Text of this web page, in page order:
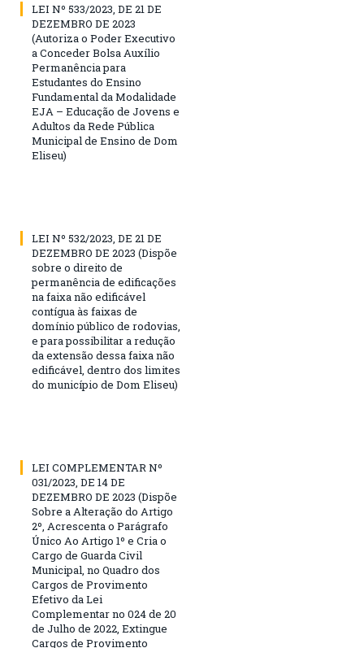
LEI Nº 533/2023, DE 21 DE
DEZEMBRO DE 2023
(Autoriza o Poder Executivo
a Conceder Bolsa Auxílio
Permanência para
Estudantes do Ensino
Fundamental da Modalidade
EJA – Educação de Jovens e
Adultos da Rede Pública
Municipal de Ensino de Dom
Eliseu)
LEI Nº 532/2023, DE 21 DE
DEZEMBRO DE 2023 (Dispõe
sobre o direito de
permanência de edificações
na faixa não edificável
contígua às faixas de
domínio público de rodovias,
e para possibilitar a redução
da extensão dessa faixa não
edificável, dentro dos limites
do município de Dom Eliseu)
LEI COMPLEMENTAR Nº
031/2023, DE 14 DE
DEZEMBRO DE 2023 (Dispõe
Sobre a Alteração do Artigo
2º, Acrescenta o Parágrafo
Único Ao Artigo 1º e Cria o
Cargo de Guarda Civil
Municipal, no Quadro dos
Cargos de Provimento
Efetivo da Lei
Complementar no 024 de 20
de Julho de 2022, Extingue
Cargos de Provimento